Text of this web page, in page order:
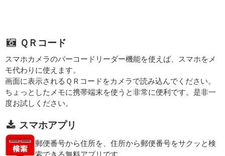
ＱＲコード
スマホカメラのバーコードリーダー機能を使えば、スマホをメ
モ代わりに使えます。
画面に表示されるＱＲコードをカメラで読み込んでください。
ちょっとしたメモに携帯端末を使うと非常に便利です。是非一
度お試しください。
スマホアプリ
郵便番号から住所を、住所から郵便番号をサクッと検